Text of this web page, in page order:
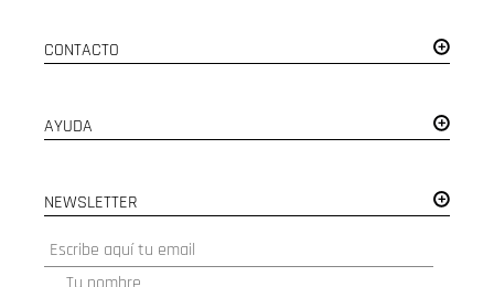
CONTACTO
AYUDA
NEWSLETTER